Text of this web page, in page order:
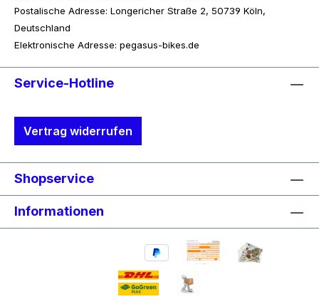
Postalische Adresse: Longericher Straße 2, 50739 Köln,
Deutschland
Elektronische Adresse: pegasus-bikes.de
Service-Hotline
Vertrag widerrufen
Shopservice
Informationen